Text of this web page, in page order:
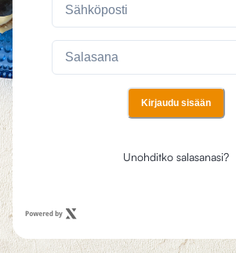
Kirjaudu sisään
Unohditko salasanasi?